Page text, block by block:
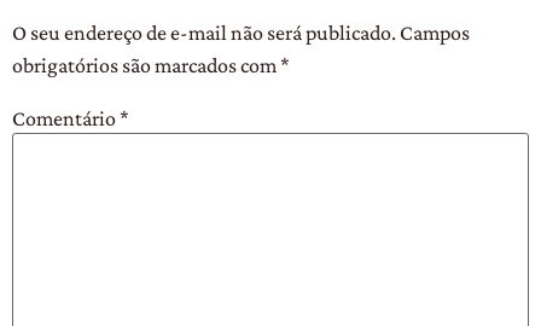
O seu endereço de e-mail não será publicado. Campos
obrigatórios são marcados com*
Comentário*